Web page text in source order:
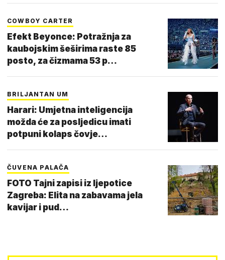
COWBOY CARTER
Efekt Beyonce: Potražnja za
kaubojskim šeširima raste 85
posto, za čizmama 53 p…
BRILJANTAN UM
Harari: Umjetna inteligencija
možda će za posljedicu imati
potpuni kolaps čovje…
ČUVENA PALAČA
FOTO Tajni zapisi iz ljepotice
Zagreba: Elita na zabavama jela
kavijar i pud…